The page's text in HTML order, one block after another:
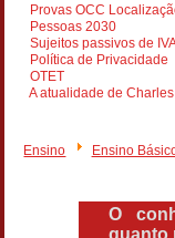
Provas OCC
Pessoas 2030
Sujeitos passivos de
Política de Privacidade
OTET
A atualidade de
Ensino Ensino
O
quanto